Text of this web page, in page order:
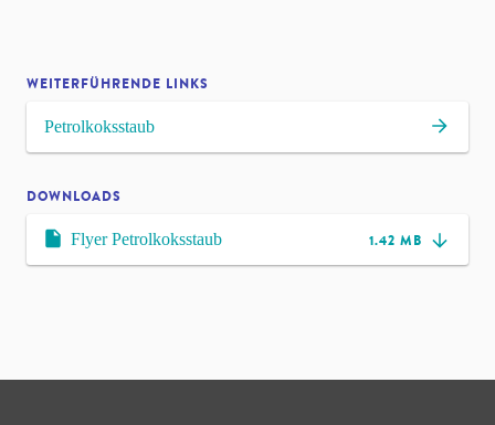
WEITERFÜHRENDE LINKS
Petrolkoksstaub
DOWNLOADS
Flyer Petrolkoksstaub 1.42 MB